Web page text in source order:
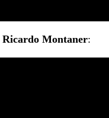
Ricardo Montaner: